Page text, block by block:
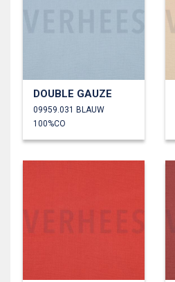
DOUBLE GAUZE
09959.031 BLAUW
100%CO